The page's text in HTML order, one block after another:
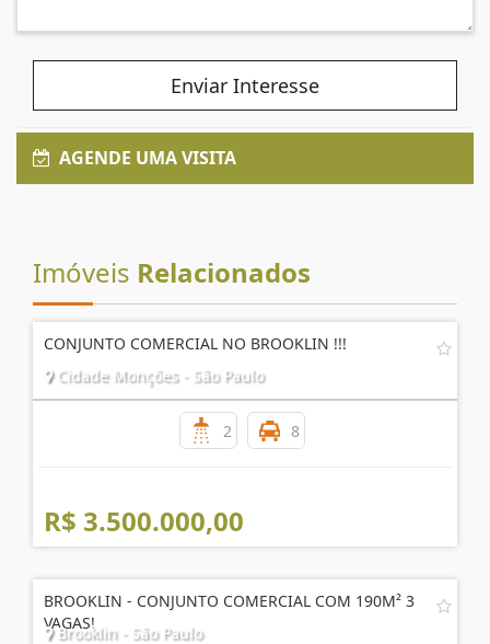
Enviar Interesse
ImóveisRelacionados
CONJUNTO COMERCIAL NO BROOKLIN !!!
2
R$ 3.500.000,00